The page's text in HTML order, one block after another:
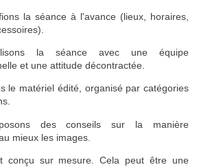
la séance à l'avance (lieux, horaires,
la séance avec une équipe
et une attitude décontractée.
le matériel édité, organisé par catégories
des conseils sur la manière
mieux les images.
conçu sur mesure. Cela peut être une